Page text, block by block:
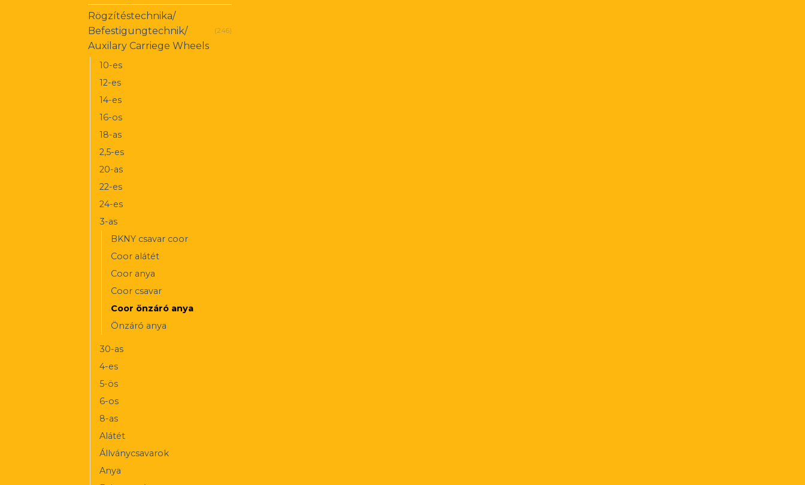
Rögzítéstechnika/
Befestigungtechnik/
Auxilary Carriege Wheels
(246)
10-es
12-es
14-es
16-os
18-as
2,5-es
20-as
22-es
24-es
3-as
BKNY csavar coor
Coor alátét
Coor anya
Coor csavar
Coor önzáró anya
Önzáró anya
30-as
4-es
5-ös
6-os
8-as
Alátét
Állványcsavarok
Anya